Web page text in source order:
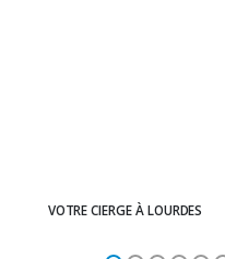
VOTRE CIERGE À LOURDES